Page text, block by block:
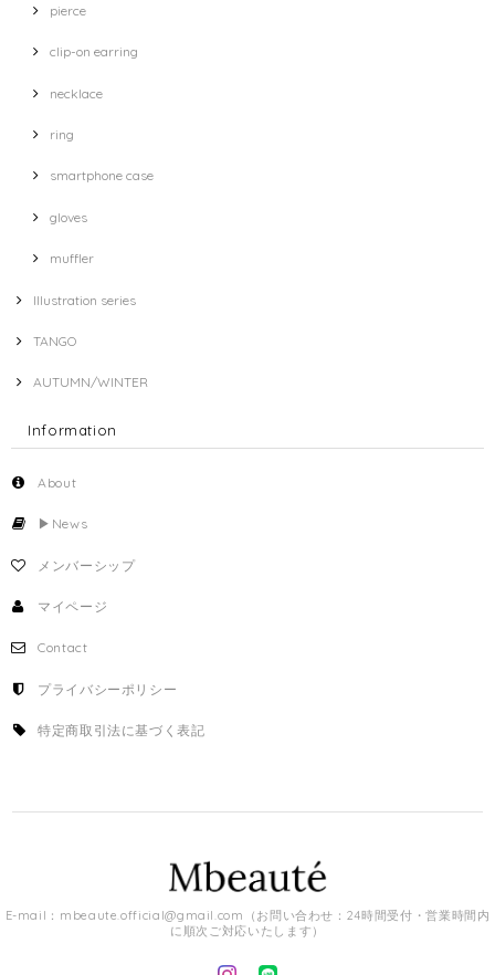
pierce
clip-on earring
necklace
ring
smartphone case
gloves
muffler
Illustration series
TANGO
AUTUMN/WINTER
Information
About
▶︎News
メンバーシップ
マイページ
Contact
プライバシーポリシー
特定商取引法に基づく表記
E-mail： mbeaute.official@gmail.com
（お問い合わせ：24時間受付・営業時間内
に順次ご対応いたします）